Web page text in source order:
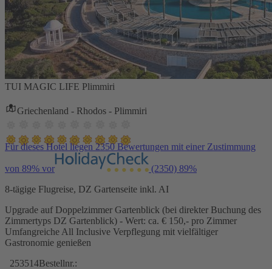
TUI MAGIC LIFE Plimmiri
Griechenland - Rhodos - Plimmiri
Für dieses Hotel liegen 2350 Bewertungen mit einer Zustimmung
von 89% vor (2350) 89%
8-tägige Flugreise, DZ Gartenseite inkl. AI
Upgrade auf Doppelzimmer Gartenblick (bei direkter Buchung des
Zimmertyps DZ Gartenblick) - Wert: ca. € 150,- pro Zimmer
Umfangreiche All Inclusive Verpflegung mit vielfältiger
Gastronomie genießen
253514Bestellnr.: